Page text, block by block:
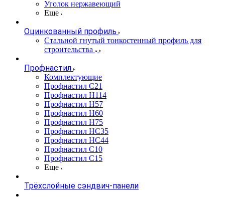
Уголок нержавеющий
Еще
Оцинкованный профиль
Стальной гнутый тонкостенный профиль для
строительства
Профнастил
Комплектующие
Профнастил C21
Профнастил Н114
Профнастил Н57
Профнастил Н60
Профнастил Н75
Профнастил НС35
Профнастил НС44
Профнастил С10
Профнастил С15
Еще
Трёхслойные сэндвич-панели